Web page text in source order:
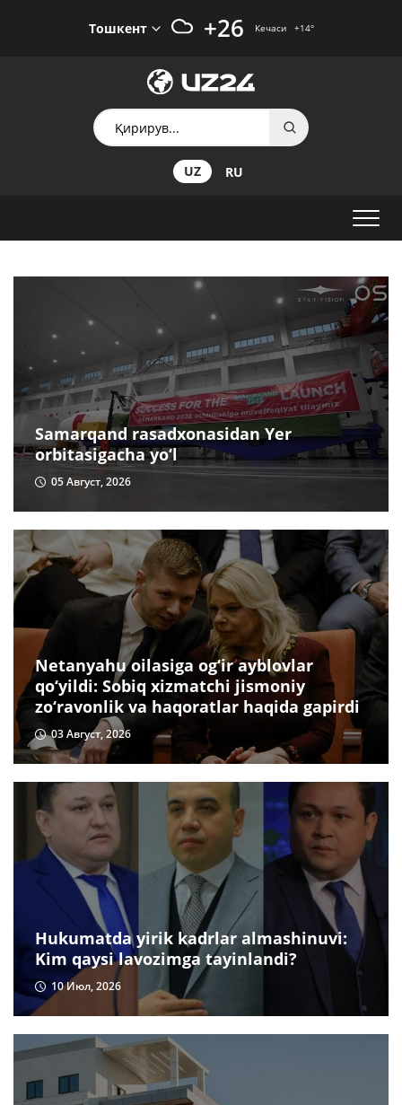
Тошкент +26 Кечаси +14°
UZ RU
Samarqand rasadxonasidan Yer
orbitasigacha yo‘l
05 Август, 2026
Netanyahu oilasiga og‘ir ayblovlar
qo‘yildi: Sobiq xizmatchi jismoniy
zo‘ravonlik va haqoratlar haqida gapirdi
03 Август, 2026
Hukumatda yirik kadrlar almashinuvi:
Kim qaysi lavozimga tayinlandi?
10 Июл, 2026